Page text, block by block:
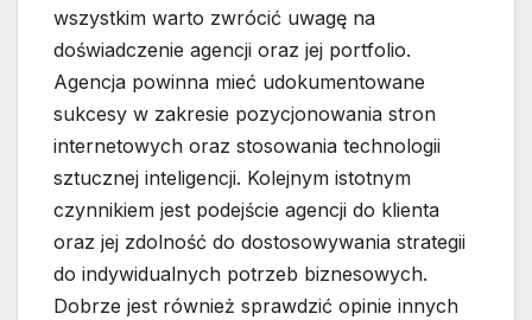
wszystkim warto zwrócić uwagę na
doświadczenie agencji oraz jej portfolio.
Agencja powinna mieć udokumentowane
sukcesy w zakresie pozycjonowania stron
internetowych oraz stosowania technologii
sztucznej inteligencji. Kolejnym istotnym
czynnikiem jest podejście agencji do klienta
oraz jej zdolność do dostosowywania strategii
do indywidualnych potrzeb biznesowych.
Dobrze jest również sprawdzić opinie innych